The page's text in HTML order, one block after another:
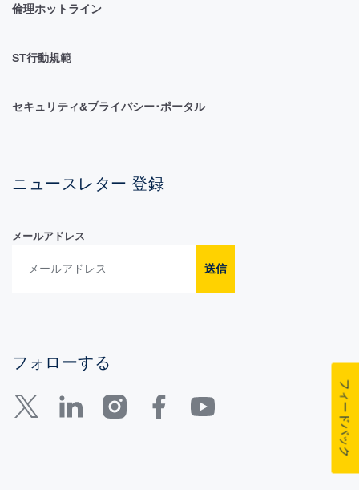
倫理ホットライン
ST行動規範
セキュリティ&プライバシー･ポータル
ニュースレター 登録
メールアドレス
送信
フォローする
フィードバック